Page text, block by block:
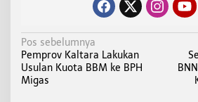
N
a
v
Pos sebelumnya
Pemprov Kaltara Lakukan
Usulan Kuota BBM ke BPH
Migas